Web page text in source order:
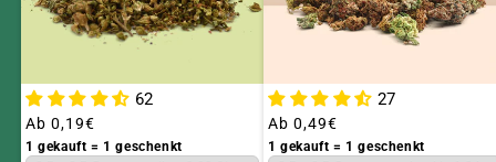
62
Üblicher
Preis
Ab 0,19€
1 gekauft = 1 geschenkt
27
Üblicher
Preis
Ab 0,49€
1 gekauft = 1 geschenkt